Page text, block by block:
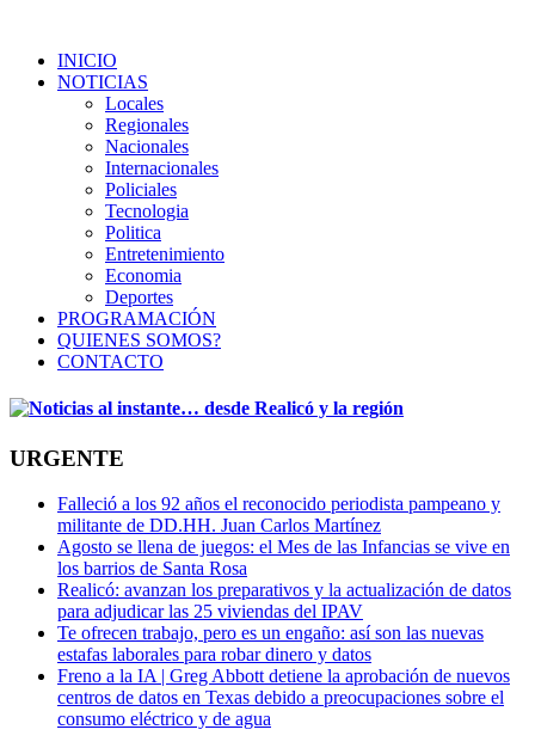
INICIO
NOTICIAS
Locales
Regionales
Nacionales
Internacionales
Policiales
Tecnologia
Politica
Entretenimiento
Economia
Deportes
PROGRAMACIÓN
QUIENES SOMOS?
CONTACTO
URGENTE
Falleció a los 92 años el reconocido periodista pampeano y
militante de DD.HH. Juan Carlos Martínez
Agosto se llena de juegos: el Mes de las Infancias se vive en
los barrios de Santa Rosa
Realicó: avanzan los preparativos y la actualización de datos
para adjudicar las 25 viviendas del IPAV
Te ofrecen trabajo, pero es un engaño: así son las nuevas
estafas laborales para robar dinero y datos
Freno a la IA | Greg Abbott detiene la aprobación de nuevos
centros de datos en Texas debido a preocupaciones sobre el
consumo eléctrico y de agua